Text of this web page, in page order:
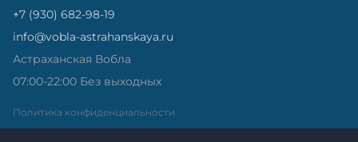
+7 (930) 682-98-19
info@vobla-astrahanskaya.ru
Астраханская Вобла
07:00-22:00 Без выходных
Политика конфиденциальности